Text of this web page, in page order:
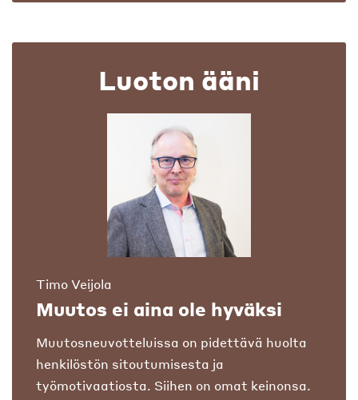
Luoton ääni
Timo Veijola
Muutos ei aina ole hyväksi
Muutosneuvotteluissa on pidettävä huolta
henkilöstön sitoutumisesta ja
työmotivaatiosta. Siihen on omat keinonsa.